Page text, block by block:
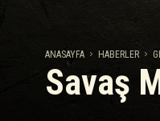
ANASAYFA HABERLER
Savaş